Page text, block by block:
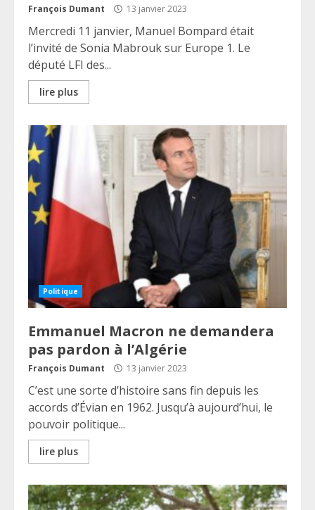
François Dumant 13 janvier 2023
Mercredi 11 janvier, Manuel Bompard était
l’invité de Sonia Mabrouk sur Europe 1. Le
député LFI des...
lire plus
Politique
Emmanuel Macron ne demandera
pas pardon à l’Algérie
François Dumant 13 janvier 2023
C’est une sorte d’histoire sans fin depuis les
accords d’Évian en 1962. Jusqu’à aujourd’hui, le
pouvoir politique...
lire plus